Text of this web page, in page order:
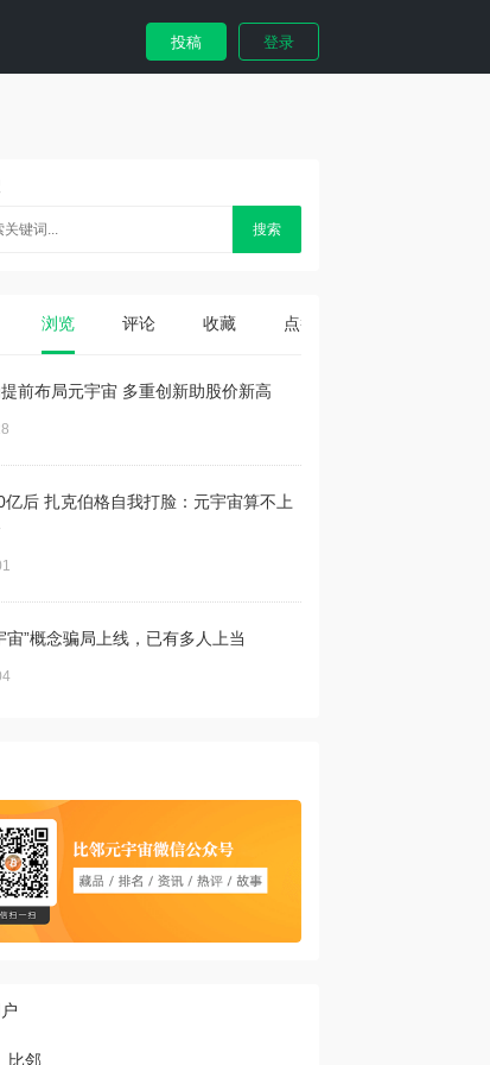
投稿 登录
搜索
浏览 评论 收藏 点赞
前布局元宇宙 多重创新助股价新高
亿后 扎克伯格自我打脸：元宇宙算不上
宙”概念骗局上线，已有多人上当
比邻